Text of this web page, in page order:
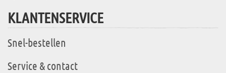
KLANTENSERVICE
Snel-bestellen
Service & contact